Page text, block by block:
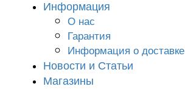
Информация
О нас
Гарантия
Информация о доставке
Новости и Статьи
Магазины